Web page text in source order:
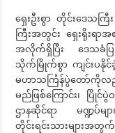
ရှေးဦးစွာ တိုင်းဒေသကြီ
ကြီးအတွင်း ရှေးရိုးရာ
အလိုက်ရှိပြီး ဒေသခံပြ
သိုက်မြိုက်စွာ ကျင်းပနို
မဟာသင်္ကြန်ပွဲတော်ကို
မည်ဖြစ်ကြောင်း၊ ပြိုင်
ဌာနဆိုင်ရာ မဏ္ဍပ်မျာ
တိုင်းရင်းသားများအတွက်